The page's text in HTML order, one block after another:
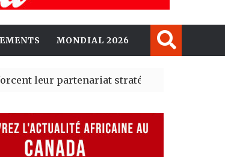
MONDIAL 2026
partenariat stratégique avec un cap sur